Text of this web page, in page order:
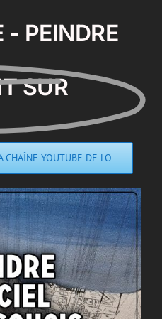
- PEINDRE
SUR
CHAÎNE YOUTUBE DE LO